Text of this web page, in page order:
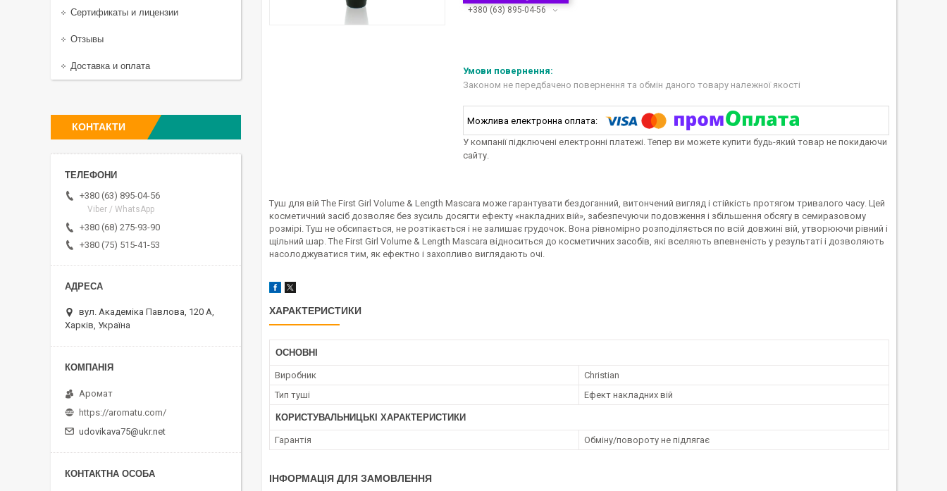
+380 (63) 895-04-56
Законом не передбачено повернення та обмін даного товару належної якості
У компанії підключені електронні платежі. Тепер ви можете купити будь-який товар не покидаючи
сайту.
Туш для вій The First Girl Volume & Length Mascara може гарантувати бездоганний, витончений вигляд і стійкість протягом тривалого часу. Цей
косметичний засіб дозволяє без зусиль досягти ефекту «накладних вій», забезпечуючи подовження і збільшення обсягу в семиразовому
розмірі. Туш не обсипається, не розтікається і не залишає грудочок. Вона рівномірно розподіляється по всій довжині вій, утворюючи рівний і
щільний шар. The First Girl Volume & Length Mascara відноситься до косметичних засобів, які вселяють впевненість у результаті і дозволяють
насолоджуватися тим, як ефектно і захопливо виглядають очі.
ХАРАКТЕРИСТИКИ
ОСНОВНІ
Виробник
Christian
Тип туші
Ефект накладних вій
КОРИСТУВАЛЬНИЦЬКІ ХАРАКТЕРИСТИКИ
Гарантія Обміну/повороту не підлягає
ІНФОРМАЦІЯ ДЛЯ ЗАМОВЛЕННЯ
Сертификаты и лицензии
Отзывы
Доставка и оплата
КОНТАКТИ
+380 (63) 895-04-56
Viber / WhatsApp
+380 (68) 275-93-90
+380 (75) 515-41-53
вул. Академіка Павлова, 120 А,
Харків, Україна
Аромат
https://aromatu.com/
udovikava75@ukr.net